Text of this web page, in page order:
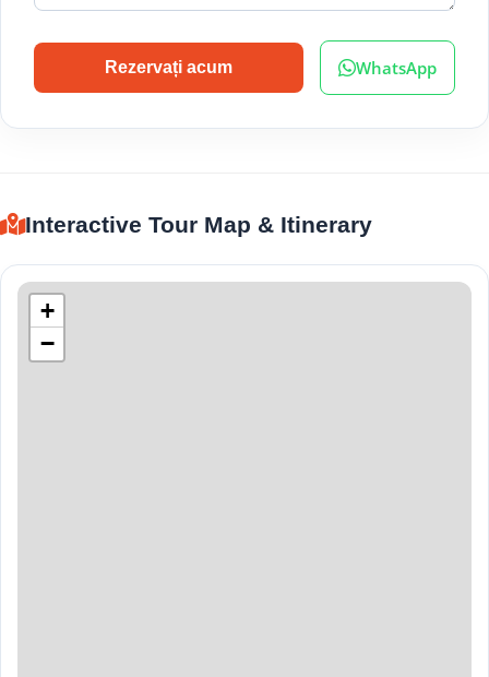
Rezervați acum WhatsApp
Interactive Tour Map & Itinerary
+
−